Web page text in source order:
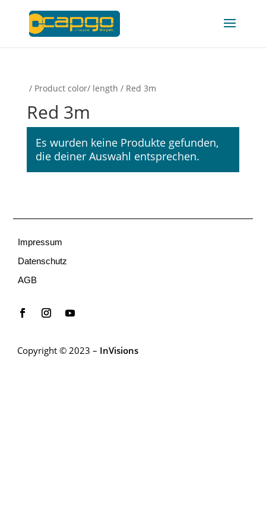
/ Product color/ length / Red 3m
Red 3m
Es wurden keine Produkte gefunden,
die deiner Auswahl entsprechen.
Impressum
Datenschutz
AGB
Copyright © 2023 – InVisions